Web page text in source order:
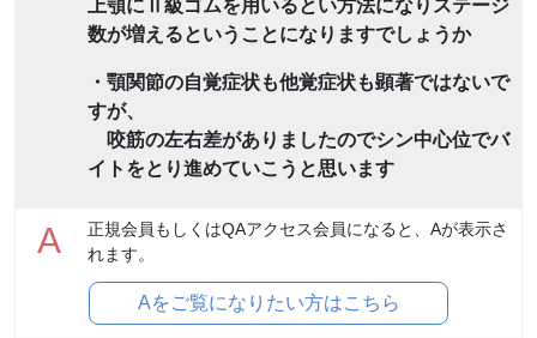
上顎にⅡ級ゴムを用いるとい方法になりステージ
数が増えるということになりますでしょうか
・顎関節の自覚症状も他覚症状も顕著ではないで
すが、
咬筋の左右差がありましたのでシン中心位でバ
イトをとり進めていこうと思います
A
正規会員もしくはQAアクセス会員になると、Aが表示さ
れます。
Aをご覧になりたい方はこちら